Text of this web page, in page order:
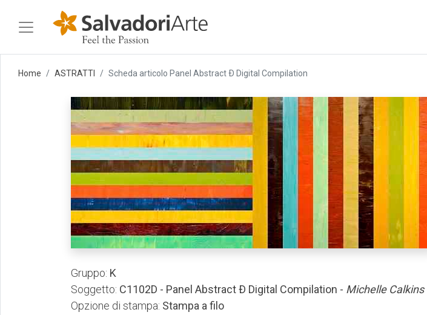
Home ASTRATTI Scheda articolo Panel Abstract Ð Digital Compilation
Gruppo: K
Soggetto: C1102D - Panel Abstract Ð Digital Compilation - Michelle Calkins
Opzione di stampa: Stampa a filo